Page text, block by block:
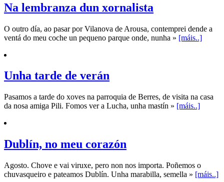
Na lembranza dun xornalista
O outro día, ao pasar por Vilanova de Arousa, contemprei dende a
ventá do meu coche un pequeno parque onde, nunha » [máis..]
Unha tarde de verán
Pasamos a tarde do xoves na parroquia de Berres, de visita na casa
da nosa amiga Pili. Fomos ver a Lucha, unha mastín » [máis..]
Dublín, no meu corazón
Agosto. Chove e vai viruxe, pero non nos importa. Poñemos o
chuvasqueiro e pateamos Dublín. Unha marabilla, semella » [máis..]